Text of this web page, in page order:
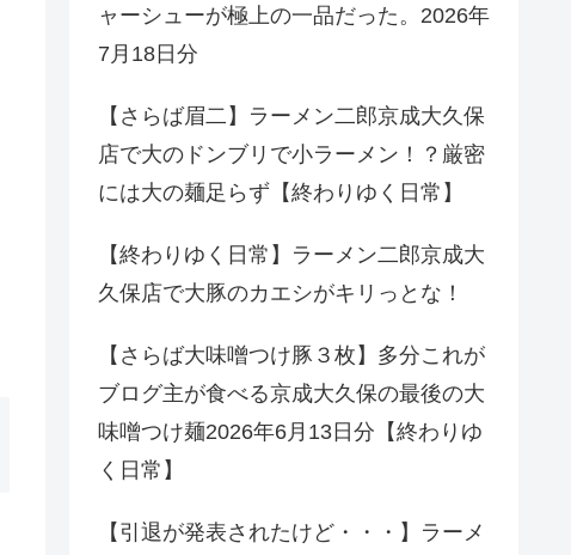
ャーシューが極上の一品だった。2026年
7月18日分
【さらば眉二】ラーメン二郎京成大久保
店で大のドンブリで小ラーメン！？厳密
には大の麺足らず【終わりゆく日常】
【終わりゆく日常】ラーメン二郎京成大
久保店で大豚のカエシがキリっとな！
【さらば大味噌つけ豚３枚】多分これが
ブログ主が食べる京成大久保の最後の大
味噌つけ麺2026年6月13日分【終わりゆ
く日常】
【引退が発表されたけど・・・】ラーメ